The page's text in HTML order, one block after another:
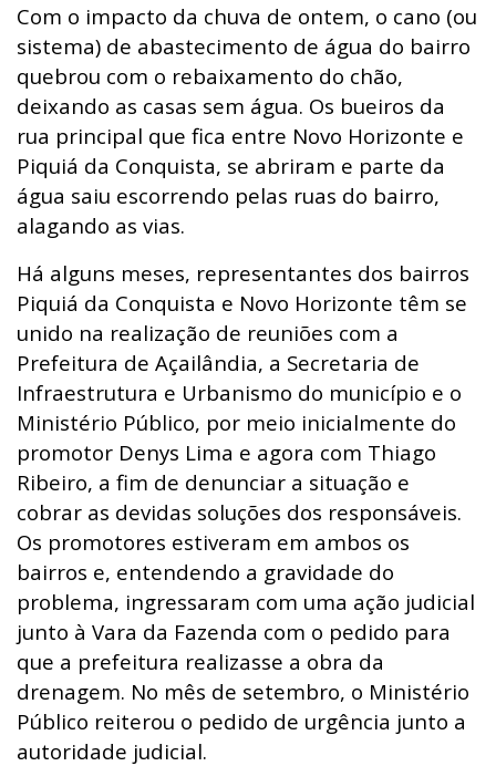
Com o impacto da chuva de ontem, o cano (ou
sistema) de abastecimento de água do bairro
quebrou com o rebaixamento do chão,
deixando as casas sem água. Os bueiros da
rua principal que fica entre Novo Horizonte e
Piquiá da Conquista, se abriram e parte da
água saiu escorrendo pelas ruas do bairro,
alagando as vias.
Há alguns meses, representantes dos bairros
Piquiá da Conquista e Novo Horizonte têm se
unido na realização de reuniões com a
Prefeitura de Açailândia, a Secretaria de
Infraestrutura e Urbanismo do município e o
Ministério Público, por meio inicialmente do
promotor Denys Lima e agora com Thiago
Ribeiro, a fim de denunciar a situação e
cobrar as devidas soluções dos responsáveis.
Os promotores estiveram em ambos os
bairros e, entendendo a gravidade do
problema, ingressaram com uma ação judicial
junto à Vara da Fazenda com o pedido para
que a prefeitura realizasse a obra da
drenagem. No mês de setembro, o Ministério
Público reiterou o pedido de urgência junto a
autoridade judicial.